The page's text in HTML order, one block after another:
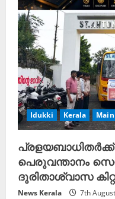
n
g
Idukki Kerala Main
പെരുവന്താനം
ദുരിതാശ്വാസ
News Kerala 7th